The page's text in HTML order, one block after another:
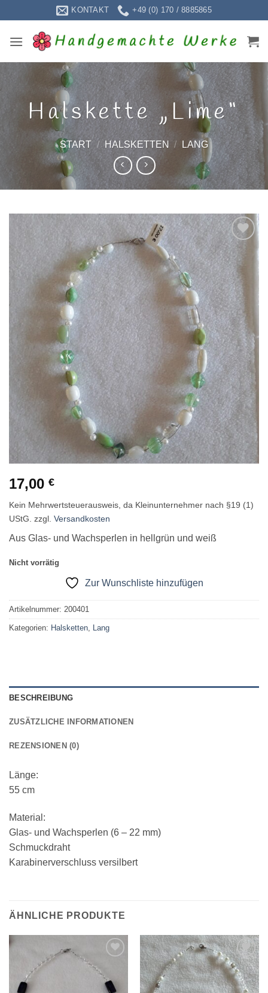
Inhalt
springen
KONTAKT +49 (0) 170 / 8885865
Halskette „Lime“
START / HALSKETTEN / LANG
Zur
Wunschliste
hinzufügen
17,00 €
Kein Mehrwertsteuerausweis, da Kleinunternehmer nach §19 (1)
UStG. zzgl. Versandkosten
Aus Glas- und Wachsperlen in hellgrün und weiß
Nicht vorrätig
Zur Wunschliste hinzufügen
Artikelnummer: 200401
Kategorien: Halsketten Lang
BESCHREIBUNG
ZUSÄTZLICHE INFORMATIONEN
REZENSIONEN (0)
Länge:
55 cm
Material:
Glas- und Wachsperlen (6 – 22 mm)
Schmuckdraht
Karabinerverschluss versilbert
ÄHNLICHE PRODUKTE
Wunschliste
hinzufügen
Zur
Wunschliste
hinzufügen